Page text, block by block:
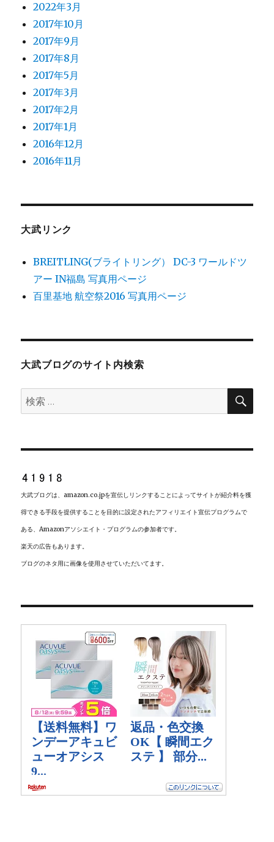
2022年3月
2017年10月
2017年9月
2017年8月
2017年5月
2017年3月
2017年2月
2017年1月
2016年12月
2016年11月
大武リンク
BREITLING(ブライトリング） DC-3 ワールドツ
アー IN福島 写真用ページ
百里基地 航空祭2016 写真用ページ
大武ブログのサイト内検索
検
索:
検
大武ブログは、amazon.co.jpを宣伝しリンクすることによってサイトが紹介料を獲
得できる手段を提供することを目的に設定されたアフィリエイト宣伝プログラムで
ある、Amazonアソシエイト・プログラムの参加者です。
楽天の広告もあります。
ブログのネタ用に画像を使用させていただいてます。